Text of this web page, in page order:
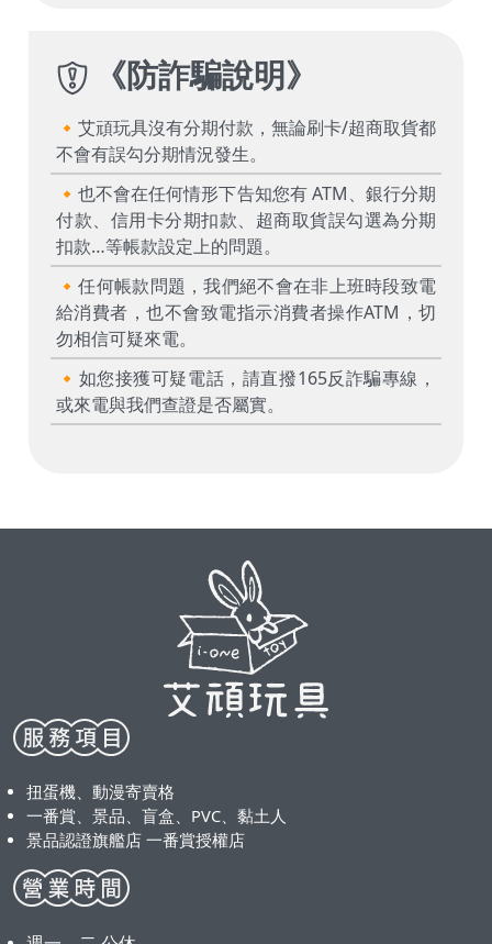
《防詐騙說明》
🔸艾頑玩具沒有分期付款，無論刷卡/超商取貨都
不會有誤勾分期情況發生。
🔸也不會在任何情形下告知您有 ATM、銀行分期
付款、信用卡分期扣款、超商取貨誤勾選為分期
扣款…等帳款設定上的問題。
🔸任何帳款問題，我們絕不會在非上班時段致電
給消費者，也不會致電指示消費者操作ATM，切
勿相信可疑來電。
🔸如您接獲可疑電話，請直撥165反詐騙專線，
或來電與我們查證是否屬實。
扭蛋機、動漫寄賣格
一番賞、景品、盲盒、PVC、黏土人
景品認證旗艦店 一番賞授權店